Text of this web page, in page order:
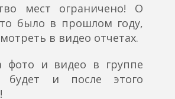
мест ограничено! О
было в прошлом году,
в видео отчетах.
фото и видео в группе
будет и после этого